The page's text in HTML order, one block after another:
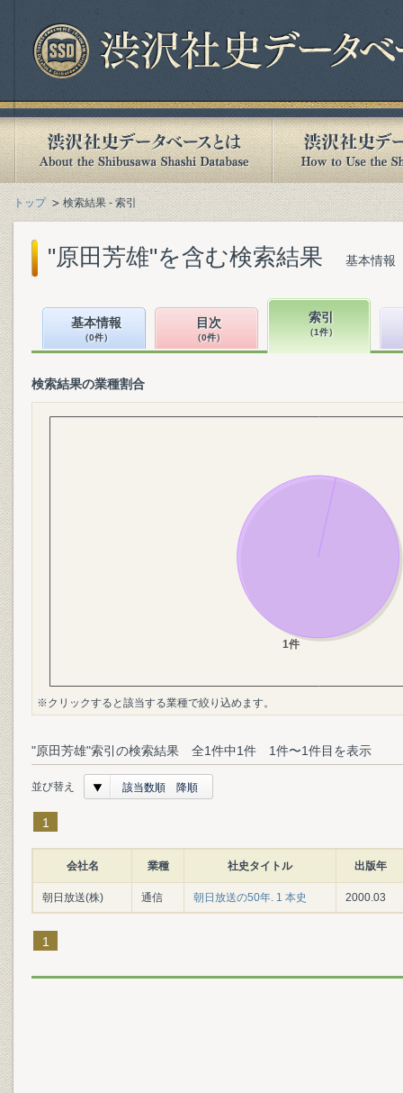
トップ 検索結果 - 索引
"原田芳雄"を含む検索結果 基本情報
基本情報
（0件）
目次
（0件）
索引
（1件）
検索結果の業種割合
※クリックすると該当する業種で絞り込めます。
"原田芳雄"索引の検索結果 全1件中1件 1件〜1件目を表示
並び替え 該当数順 降順
1
会社名 業種 社史タイトル 出版年
朝日放送(株) 通信 朝日放送の50年. 1 本史 2000.03
1